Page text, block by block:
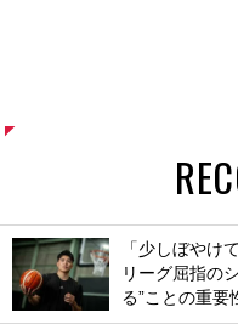
「少しぼやけ
リーグ屈指の
る”ことの重要